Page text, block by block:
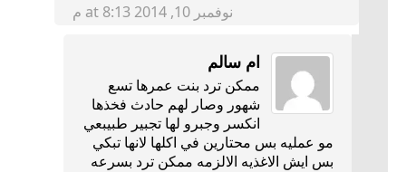
نوفمبر 10, 2014 at 8:13 م
ام سالم
ممكن ترد بنت عمرها تسع
شهور وصار لهم حادث فخذها
انكسر وجبرو لها تجبير طبيبعي
مو عمليه بس محتارين في اكلها لانها تبكي
بس ايش الاغذيه الالزمه ممكن ترد بسرعه